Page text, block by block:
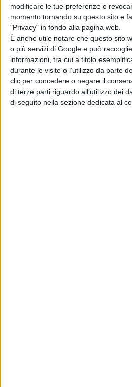
modificare le tue preferenze o
momento tornando su questo sito e
"Privacy" in fondo alla pagina web.
È anche utile notare che questo sito
o più servizi di Google e può
informazioni, tra cui a titolo
durante le visite o l’utilizzo da parte
clic per concedere o negare il
di terze parti riguardo all’utilizzo dei
di seguito nella sezione dedicata al
Articolo